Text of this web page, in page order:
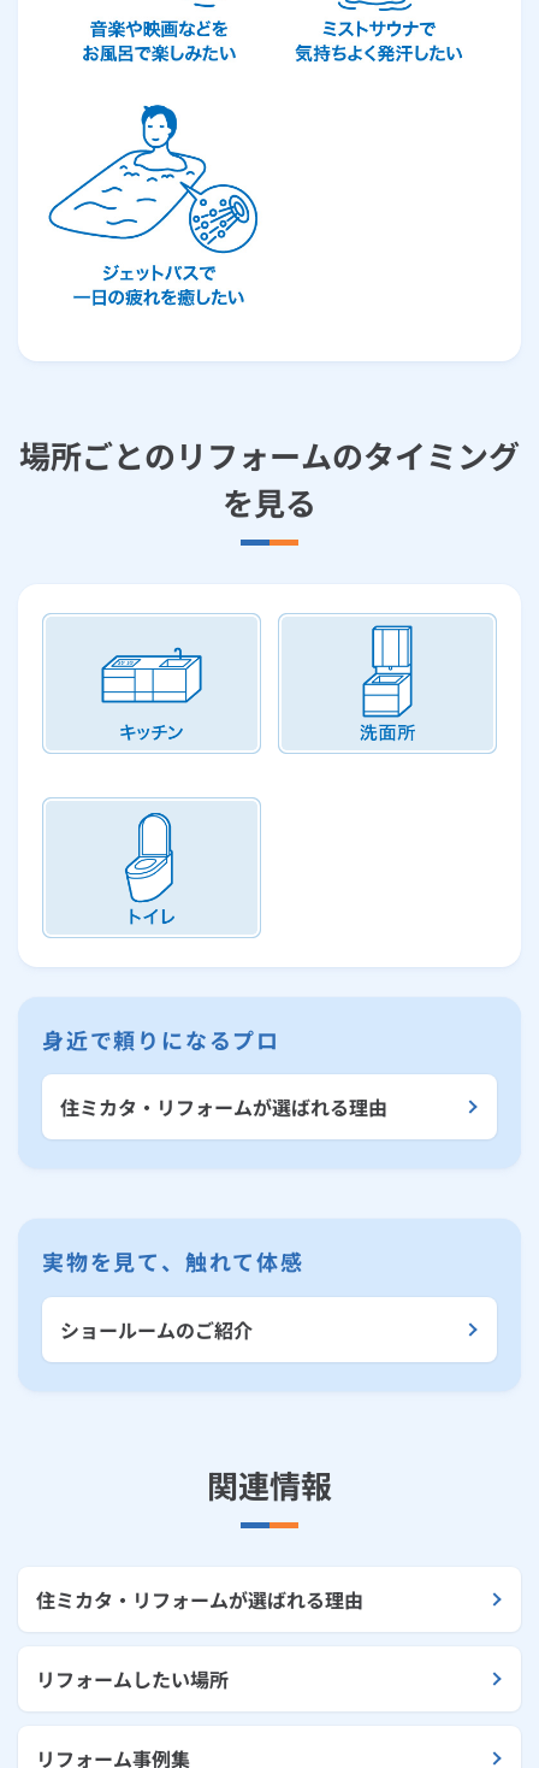
場所ごとのリフォームのタイミング
を見る
身近で頼りになるプロ
住ミカタ・リフォームが選ばれる理由
実物を見て、触れて体感
ショールームのご紹介
関連情報
住ミカタ・リフォームが選ばれる理由
リフォームしたい場所
リフォーム事例集